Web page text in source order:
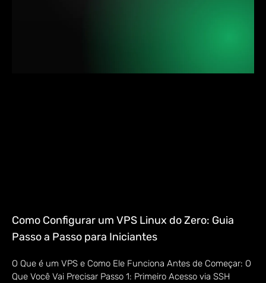
Como Configurar um VPS Linux do Zero: Guia
Passo a Passo para Iniciantes
O Que é um VPS e Como Ele Funciona Antes de Começar: O
Que Você Vai Precisar Passo 1: Primeiro Acesso via SSH